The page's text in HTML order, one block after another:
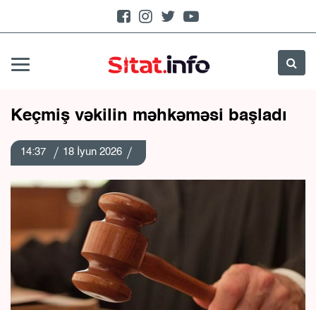
Keçmiş vəkilin məhkəməsi başladı
14:37 18 İyun 2026